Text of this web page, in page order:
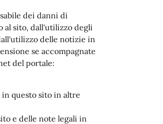
dei danni di
al sito, dall'utilizzo degli
delle notizie in
se accompagnate
del portale:
questo sito in altre
e delle note legali in